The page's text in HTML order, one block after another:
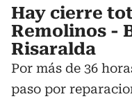
Hay cierre
Remolinos -
Risaralda
Por más de 36
paso por